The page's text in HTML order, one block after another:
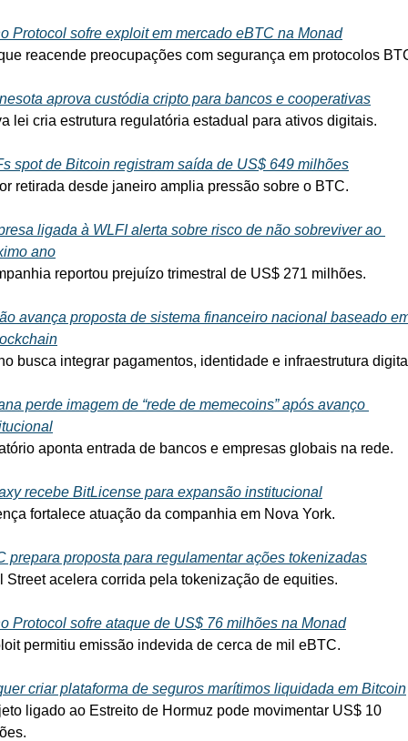
Protocol sofre exploit em mercado eBTC na Monad
reacende preocupações com segurança em protocolos
aprova custódia cripto para bancos e cooperativas
lei cria estrutura regulatória estadual para ativos digitais.
spot de Bitcoin registram saída de US$ 649 milhões
retirada desde janeiro amplia pressão sobre o BTC.
ligada à WLFI alerta sobre risco de não sobreviver ao
ano
reportou prejuízo trimestral de US$ 271 milhões.
avança proposta de sistema financeiro nacional baseado
busca integrar pagamentos, identidade e infraestrutura
perde imagem de “rede de memecoins” após avanço
aponta entrada de bancos e empresas globais na rede.
recebe BitLicense para expansão institucional
fortalece atuação da companhia em Nova York.
prepara proposta para regulamentar ações tokenizadas
Street acelera corrida pela tokenização de equities.
Protocol sofre ataque de US$ 76 milhões na Monad
permitiu emissão indevida de cerca de mil eBTC.
criar plataforma de seguros marítimos liquidada em Bitcoin
ligado ao Estreito de Hormuz pode movimentar US$ 10